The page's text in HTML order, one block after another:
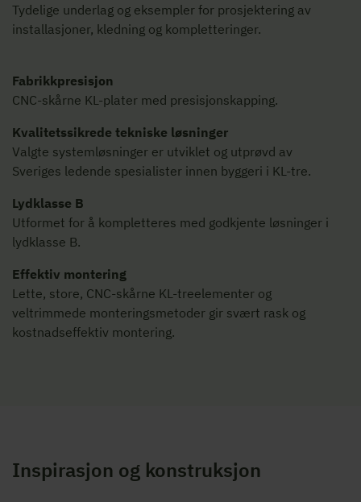
Tydelige underlag og eksempler for prosjektering av
installasjoner, kledning og kompletteringer.
Fabrikkpresisjon
CNC-skårne KL-plater med presisjonskapping.
Kvalitetssikrede tekniske løsninger
Valgte systemløsninger er utviklet og utprøvd av
Sveriges ledende spesialister innen byggeri i KL-tre.
Lydklasse B
Utformet for å kompletteres med godkjente løsninger i
lydklasse B.
Effektiv montering
Lette, store, CNC-skårne KL-treelementer og
veltrimmede monteringsmetoder gir svært rask og
kostnadseffektiv montering.
Inspirasjon og konstruksjon